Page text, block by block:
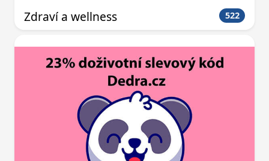
Zdraví a wellness 522